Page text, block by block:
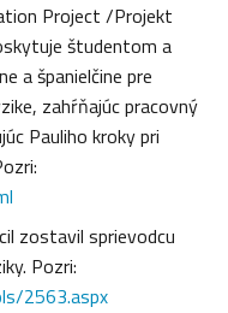
Project /Projekt
študentom a
a španielčine pre
zahŕňajúc pracovný
Pauliho kroky pri
zostavil sprievodcu
Pozri:
2563.aspx